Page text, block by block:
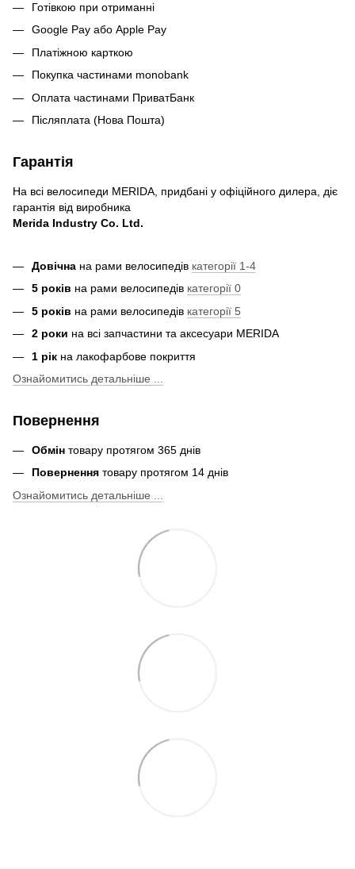
Готівкою при отриманні
Google Pay або Apple Pay
Платіжною карткою
Покупка частинами monobank
Оплата частинами ПриватБанк
Післяплата (Нова Пошта)
Гарантія
На всі велосипеди MERIDA, придбані у офіційного дилера, діє
гарантія від виробника
Merida Industry Co. Ltd.
Довічна на рами велосипедів категорії 1-4
5 років на рами велосипедів категорії 0
5 років на рами велосипедів категорії 5
2 роки на всі запчастини та аксесуари MERIDA
1 рік на лакофарбове покриття
Ознайомитись детальніше ...
Повернення
Обмін товару протягом 365 днів
Повернення товару протягом 14 днів
Ознайомитись детальніше ...